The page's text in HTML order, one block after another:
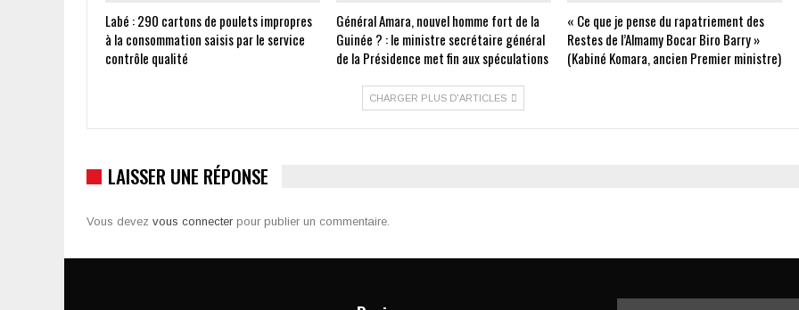
Labé : 290 cartons de poulets impropres
à la consommation saisis par le service
contrôle qualité
Général Amara, nouvel homme fort de la
Guinée ? : le ministre secrétaire général
de la Présidence met fin aux spéculations
« Ce que je pense du rapatriement des
Restes de l’Almamy Bocar Biro Barry »
(Kabiné Komara, ancien Premier ministre)
CHARGER PLUS D'ARTICLES
LAISSER UNE RÉPONSE
Vous devez vous connecter pour publier un commentaire.